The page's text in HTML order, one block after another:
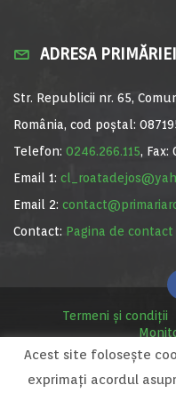
ADRESA
Str. Republicii nr. 65,
România, cod poștal:
Telefon: 0246.266.115, Fax:
Email 1:
Email 2:
Contact: Pagina de contact
Termeni și condiții
© Primăria Roata de
Acest site foloseşte
exprimaţi acordul